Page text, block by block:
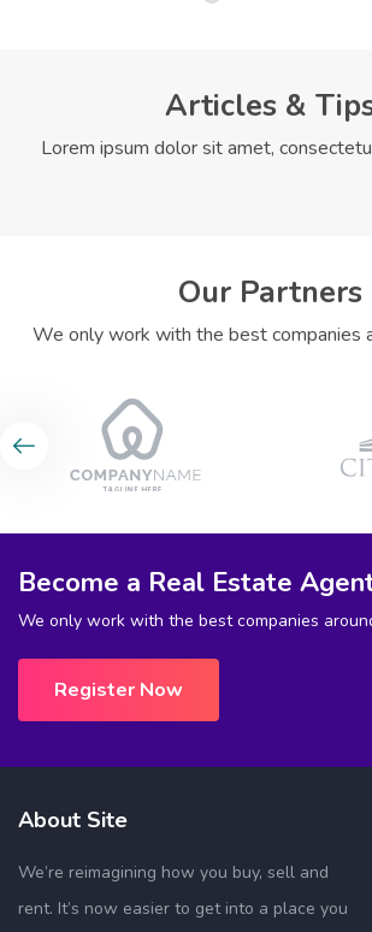
Articles &
Lorem ipsum dolor sit amet,
Our Partners
We only work with the best companies
Become a Real Estate
We only work with the best companies
Register Now
About Site
We’re reimagining how you buy, sell and
rent. It’s now easier to get into a place you